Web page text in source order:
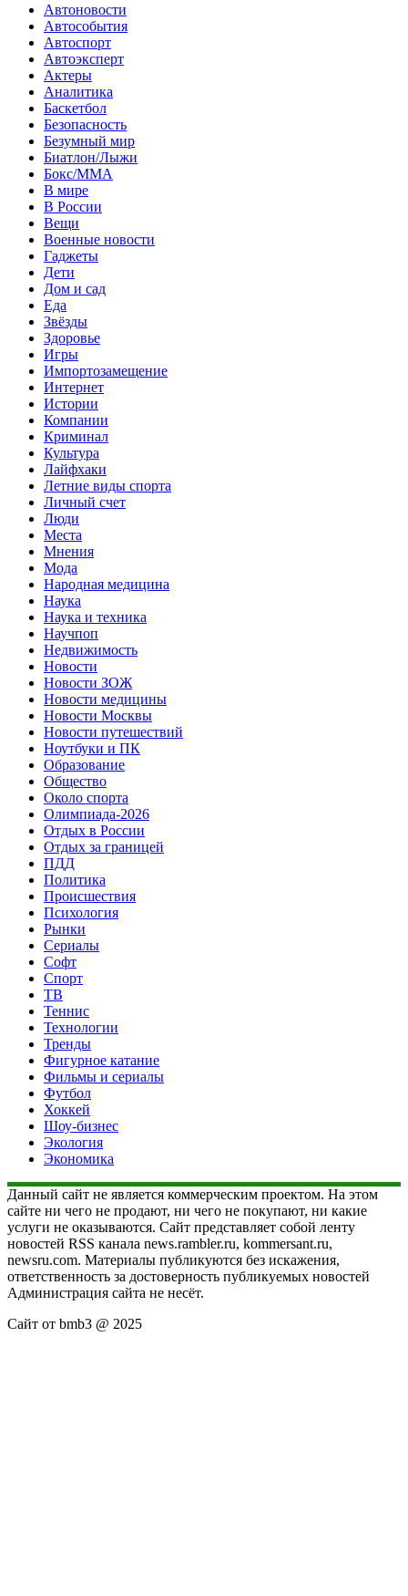
Автоновости
Автособытия
Автоспорт
Автоэксперт
Актеры
Аналитика
Баскетбол
Безопасность
Безумный мир
Биатлон/Лыжи
Бокс/MMA
В мире
В России
Вещи
Военные новости
Гаджеты
Дети
Дом и сад
Еда
Звёзды
Здоровье
Игры
Импортозамещение
Интернет
Истории
Компании
Криминал
Культура
Лайфхаки
Летние виды спорта
Личный счет
Люди
Места
Мнения
Мода
Народная медицина
Наука
Наука и техника
Научпоп
Недвижимость
Новости
Новости ЗОЖ
Новости медицины
Новости Москвы
Новости путешествий
Ноутбуки и ПК
Образование
Общество
Около спорта
Олимпиада-2026
Отдых в России
Отдых за границей
ПДД
Политика
Происшествия
Психология
Рынки
Сериалы
Софт
Спорт
ТВ
Теннис
Технологии
Тренды
Фигурное катание
Фильмы и сериалы
Футбол
Хоккей
Шоу-бизнес
Экология
Экономика
Данный сайт не является коммерческим проектом. На этом
сайте ни чего не продают, ни чего не покупают, ни какие
услуги не оказываются. Сайт представляет собой ленту
новостей RSS канала news.rambler.ru, kommersant.ru,
newsru.com. Материалы публикуются без искажения,
ответственность за достоверность публикуемых новостей
Администрация сайта не несёт.
Сайт от bmb3 @ 2025